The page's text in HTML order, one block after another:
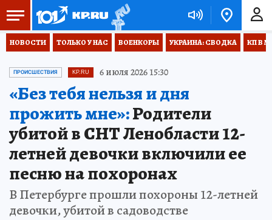
НОВОСТИ ТОЛЬКО У НАС ВОЕНКОРЫ УКРАИНА: СВОДКА КП В
ПРОИСШЕСТВИЯ KP.RU 6 июля 2026 15:30
«Без тебя нельзя и дня
прожить мне»:Родители
убитой в СНТ Ленобласти 12-
летней девочки включили ее
песню на похоронах
В Петербурге прошли похороны 12-летней
девочки, убитой в садоводстве